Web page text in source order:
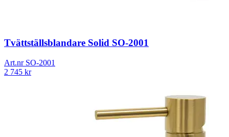
Tvättställsblandare Solid SO-2001
Art.nr SO-2001
2 745 kr